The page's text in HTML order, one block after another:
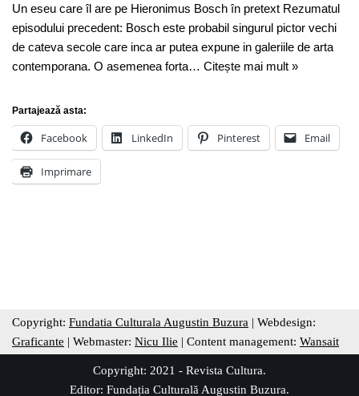
Un eseu care îl are pe Hieronimus Bosch în pretext Rezumatul
episodului precedent: Bosch este probabil singurul pictor vechi
de cateva secole care inca ar putea expune in galeriile de arta
contemporana. O asemenea forta… Citește mai mult »
Partajează asta:
Facebook LinkedIn Pinterest Email
Imprimare
Copyright: Fundatia Culturala Augustin Buzura | Webdesign:
Graficante | Webmaster: Nicu Ilie | Content management: Wansait
Copyright: 2021 - Revista Cultura.
Editor: Fundația Culturală Augustin Buzura.